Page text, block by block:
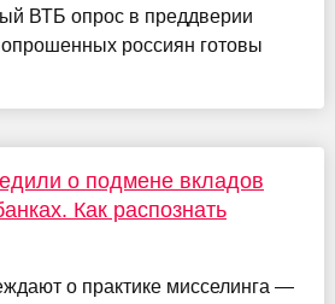
ВТБ опрос в преддверии
россиян готовы
о подмене вкладов
Как распознать
о практике мисселинга —